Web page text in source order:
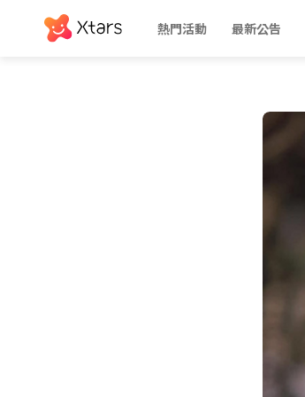
熱門活動 最新公告